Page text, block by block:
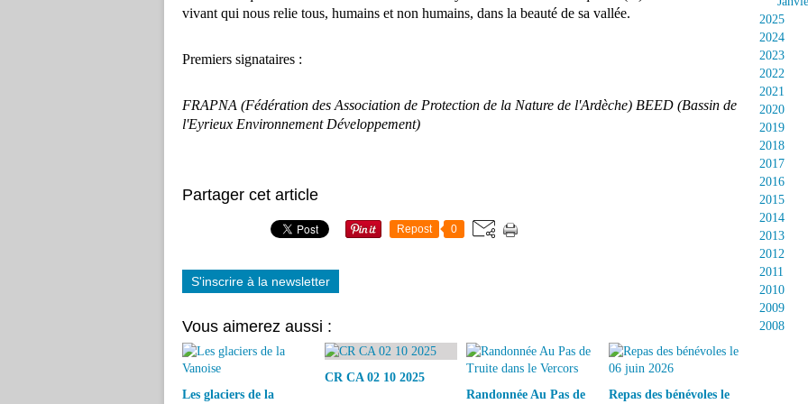
vivant qui nous relie tous, humains et non humains, dans la beauté de sa vallée.
Premiers signataires :
FRAPNA (Fédération des Association de Protection de la Nature de l'Ardèche) BEED (Bassin de
l'Eyrieux Environnement Développement)
Partager cet article
Repost 0
S'inscrire à la newsletter
Vous aimerez aussi :
Les glaciers de la
CR CA 02 10 2025
Randonnée Au Pas de
Repas des bénévoles le
2025
2024
2023
2022
2021
2020
2019
2018
2017
2016
2015
2014
2013
2012
2011
2010
2009
2008